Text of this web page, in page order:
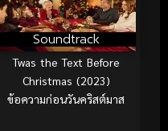
Soundtrack
Twas the Text Before
Christmas (2023)
ข้อความก่อนวันคริสต์มาส